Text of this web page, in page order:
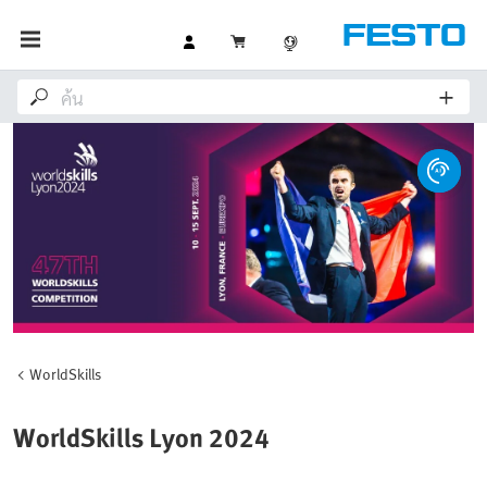
WorldSkills
WorldSkills Lyon 2024